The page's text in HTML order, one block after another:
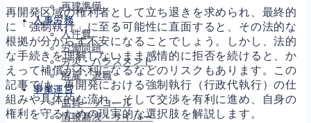
再建準備
人事労務
人件費
労働問題
労災・ハラスメント
解雇・退職
事業運営
品質・リコール
情報漏洩・サイバー
再開発区域の権利者として立ち退きを求められ、最終的
に「強制執行」に至る可能性に直面すると、その法的な
根拠が分からず不安になることでしょう。しかし、法的
な手続きを理解しないまま感情的に拒否を続けると、か
えって補償が不利になるなどのリスクもあります。この
記事では、再開発における強制執行（行政代執行）の仕
組みや具体的な流れ、そして交渉を有利に進め、自身の
権利を守るための現実的な選択肢を解説します。